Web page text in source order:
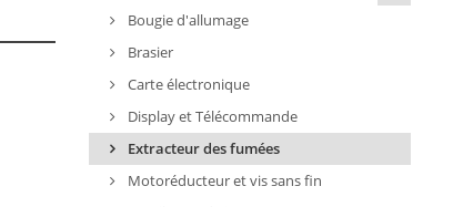
Bougie d'allumage
Brasier
Carte électronique
Display et Télécommande
Extracteur des fumées
Motoréducteur et vis sans fin